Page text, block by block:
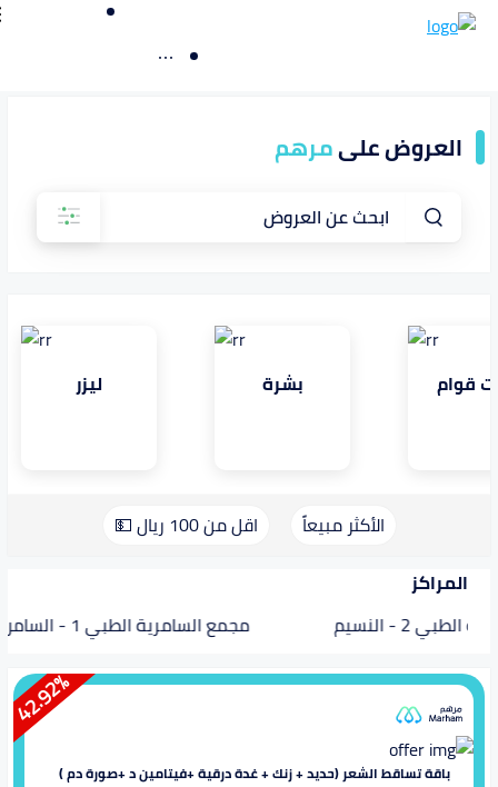
العروض علىمرهم
ابحث عن العروض
قوام بشرة ليزر
الأكثر مبيعاً
اقل من 100 ريال 💵
المراكز
2 - النسيم
مجمع السامرية الطبي 1 - السامر
42.92
%
باقة تساقط الشعر (حديد + زنك + غدة درقية +فيتامين د +صورة دم )